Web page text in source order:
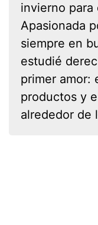
invierno para
Apasionada
siempre en
estudié
primer amor:
productos y
alrededor de